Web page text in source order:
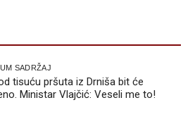
SADRŽAJ
tisuću pršuta iz Drniša bit će
Ministar Vlajčić: Veseli me to!